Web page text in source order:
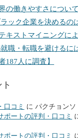
の働きやすさについて
ック企業を決めるの
キストマイニングによ
職・転職を避けるに
187人に調査】
口コミ に パクチョンソ
ポートの評判・口コミ
ポートの評判・口コミ